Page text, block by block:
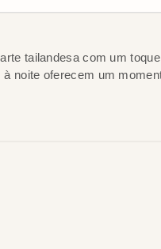
tailandesa com um
noite oferecem um